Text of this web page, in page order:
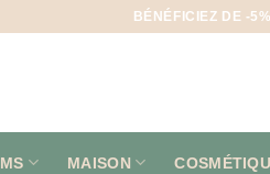
BÉNÉFICIEZ DE -
MAISON